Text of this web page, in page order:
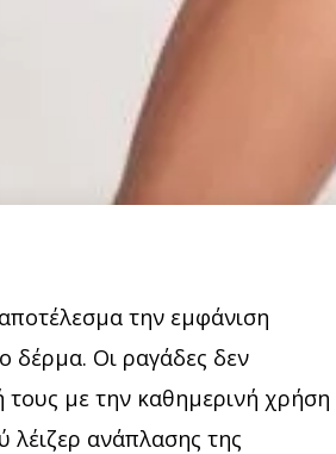
την εμφάνιση
δέρμα. Οι ραγάδες δεν
με την καθημερινή χρήση
λέιζερ ανάπλασης της